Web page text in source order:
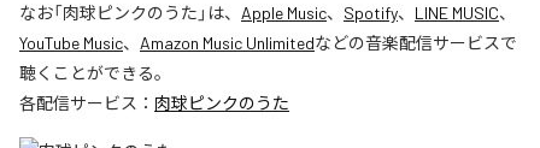
なお「肉球ピンクのうた 」は、 Apple Music、 Spotify、 LINE MUSIC、
YouTube Music、 Amazon Music Unlimitedなどの音楽配信サービスで
聴くことができる。
各配信サービス： 肉球ピンクのうた